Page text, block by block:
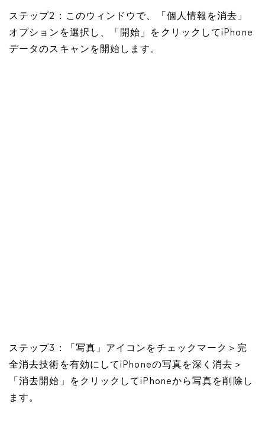
ステップ2：このウィンドウで、「個人情報を消去」
オプションを選択し、「開始」をクリックしてiPhone
データのスキャンを開始します。
ステップ3：「写真」アイコンをチェックマーク＞完
全消去技術を有効にしてiPhoneの写真を深く消去＞
「消去開始」をクリックしてiPhoneから写真を削除し
ます。